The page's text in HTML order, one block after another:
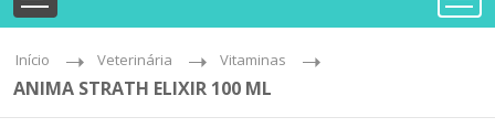
Início Veterinária Vitaminas
ANIMA STRATH ELIXIR 100 ML